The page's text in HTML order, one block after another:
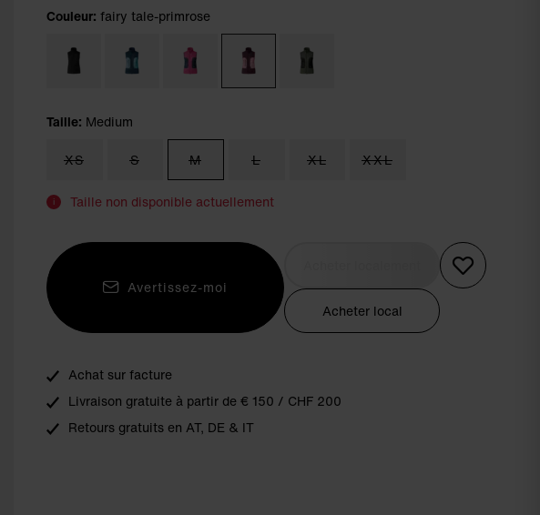
Couleur: fairy tale-primrose
Taille: Medium
XS
S M L XL XXL
i Taille non disponible actuellement
Avertissez-moi
Acheter local
Achat sur facture
Livraison gratuite à partir de € 150 / CHF 200
Retours gratuits en AT, DE & IT